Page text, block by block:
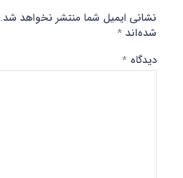
نشانی ایمیل شما منتشر نخواهد شد.
شده‌اند*
دیدگاه *